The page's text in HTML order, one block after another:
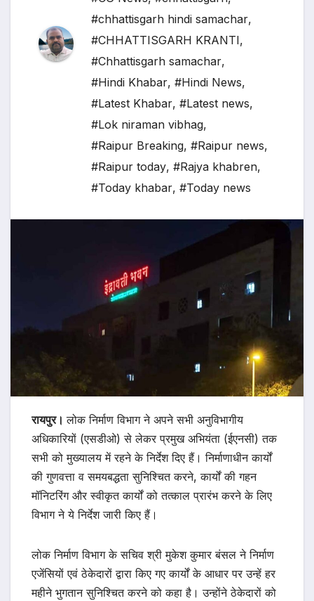
#chhattisgarh hindi samachar,
#CHHATTISGARH KRANTI,
#Chhattisgarh samachar,
#Hindi Khabar, #Hindi News,
#Latest Khabar, #Latest news,
#Lok niraman vibhag,
#Raipur Breaking, #Raipur news,
#Raipur today, #Rajya khabren,
#Today khabar, #Today news
रायपुर।लोक निर्माण विभाग ने अपने सभी अनुविभागीय
अधिकारियों (एसडीओ) से लेकर प्रमुख अभियंता (ईएनसी) तक
सभी को मुख्यालय में रहने के निर्देश दिए हैं। निर्माणाधीन कार्यों
की गुणवत्ता व समयबद्धता सुनिश्चित करने, कार्यों की गहन
मॉनिटरिंग और स्वीकृत कार्यों को तत्काल प्रारंभ करने के लिए
विभाग ने ये निर्देश जारी किए हैं।
लोक निर्माण विभाग के सचिव श्री मुकेश कुमार बंसल ने निर्माण
एजेंसियों एवं ठेकेदारों द्वारा किए गए कार्यों के आधार पर उन्हें हर
महीने भुगतान सुनिश्चित करने को कहा है। उन्होंने ठेकेदारों को